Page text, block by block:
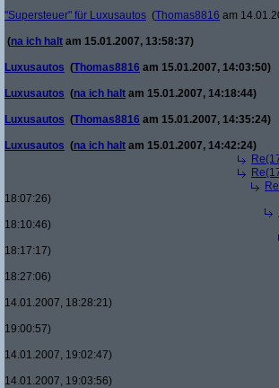
"Supersteuer" für Luxusautos (Thomas8816 am
(na ich halt am 15.01.2007, 13:58:37)
Luxusautos (Thomas8816 am 15.01.2007, 14:03:50)
Luxusautos (na ich halt am 15.01.2007, 14:18:44)
Luxusautos (Thomas8816 am 15.01.2007, 14:35:24)
Luxusautos (na ich halt am 15.01.2007, 14:42:24)
18:07:26)
18:10:46)
18:17:17)
18:27:06)
14.01.2007, 18:28:21)
19:00:57)
14.01.2007, 19:02:47)
14.01.2007, 19:03:56)